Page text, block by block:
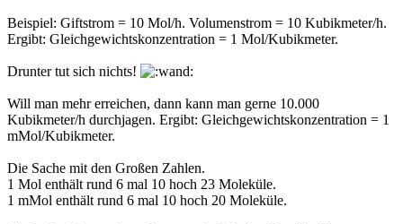
Beispiel: Giftstrom = 10 Mol/h. Volumenstrom = 10 Kubikmeter/h.
Ergibt: Gleichgewichtskonzentration = 1 Mol/Kubikmeter.
Drunter tut sich nichts!
Will man mehr erreichen, dann kann man gerne 10.000
Kubikmeter/h durchjagen. Ergibt: Gleichgewichtskonzentration = 1
mMol/Kubikmeter.
Die Sache mit den Großen Zahlen.
1 Mol enthält rund 6 mal 10 hoch 23 Moleküle.
1 mMol enthält rund 6 mal 10 hoch 20 Moleküle.